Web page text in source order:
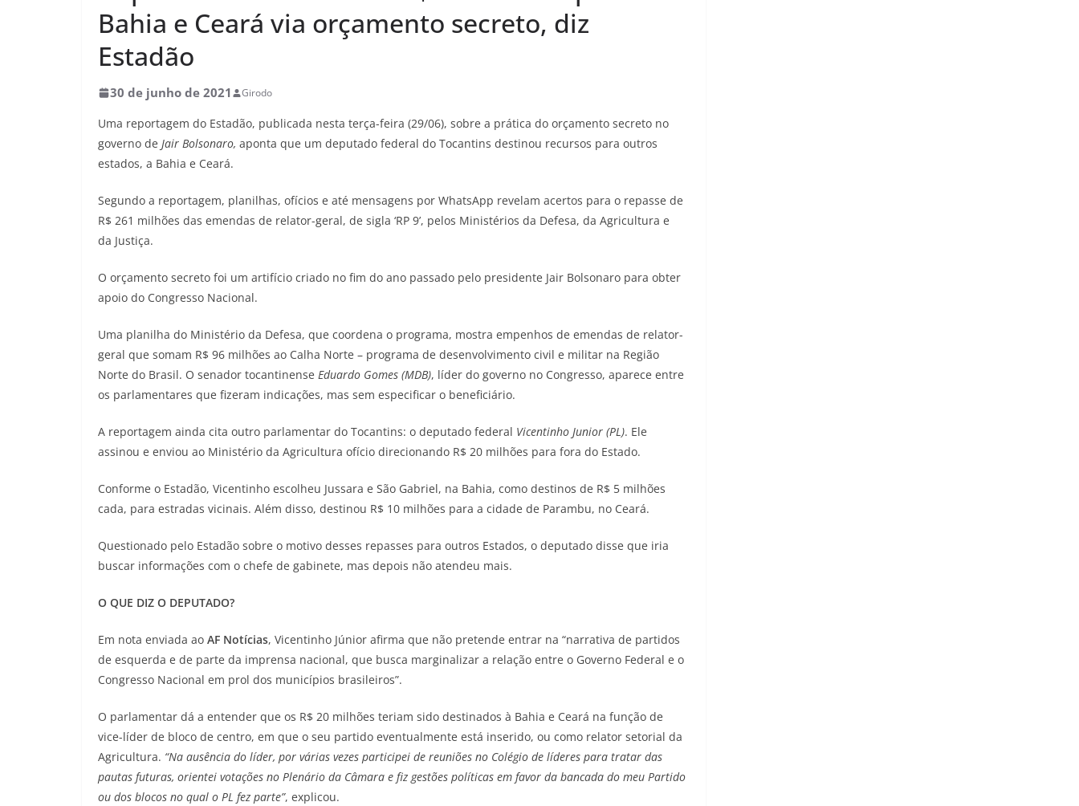
Bahia e Ceará via orçamento secreto, diz
Estadão
30 de junho de 2021 Girodo
Uma reportagem do Estadão, publicada nesta terça-feira (29/06), sobre a prática do orçamento secreto no
governo de Jair Bolsonaro, aponta que um deputado federal do Tocantins destinou recursos para outros
estados, a Bahia e Ceará.
Segundo a reportagem, planilhas, ofícios e até mensagens por WhatsApp revelam acertos para o repasse de
R$ 261 milhões das emendas de relator-geral, de sigla ‘RP 9’, pelos Ministérios da Defesa, da Agricultura e
da Justiça.
O orçamento secreto foi um artifício criado no fim do ano passado pelo presidente Jair Bolsonaro para obter
apoio do Congresso Nacional.
Uma planilha do Ministério da Defesa, que coordena o programa, mostra empenhos de emendas de relator-
geral que somam R$ 96 milhões ao Calha Norte – programa de desenvolvimento civil e militar na Região
Norte do Brasil. O senador tocantinense Eduardo Gomes (MDB), líder do governo no Congresso, aparece entre
os parlamentares que fizeram indicações, mas sem especificar o beneficiário.
A reportagem ainda cita outro parlamentar do Tocantins: o deputado federal Vicentinho Junior (PL). Ele
assinou e enviou ao Ministério da Agricultura ofício direcionando R$ 20 milhões para fora do Estado.
Conforme o Estadão, Vicentinho escolheu Jussara e São Gabriel, na Bahia, como destinos de R$ 5 milhões
cada, para estradas vicinais. Além disso, destinou R$ 10 milhões para a cidade de Parambu, no Ceará.
Questionado pelo Estadão sobre o motivo desses repasses para outros Estados, o deputado disse que iria
buscar informações com o chefe de gabinete, mas depois não atendeu mais.
O QUE DIZ O DEPUTADO?
Em nota enviada ao AF Notícias, Vicentinho Júnior afirma que não pretende entrar na “narrativa de partidos
de esquerda e de parte da imprensa nacional, que busca marginalizar a relação entre o Governo Federal e o
Congresso Nacional em prol dos municípios brasileiros”.
O parlamentar dá a entender que os R$ 20 milhões teriam sido destinados à Bahia e Ceará na função de
vice-líder de bloco de centro, em que o seu partido eventualmente está inserido, ou como relator setorial da
Agricultura. “Na ausência do líder, por várias vezes participei de reuniões no Colégio de líderes para tratar das
pautas futuras, orientei votações no Plenário da Câmara e fiz gestões políticas em favor da bancada do meu Partido
ou dos blocos no qual o PL fez parte”, explicou.